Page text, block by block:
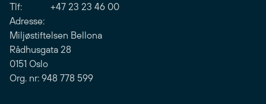
Tlf: +47 23 23 46 00
Adresse:
Miljøstiftelsen Bellona
Rådhusgata 28
0151 Oslo
Org. nr: 948 778 599